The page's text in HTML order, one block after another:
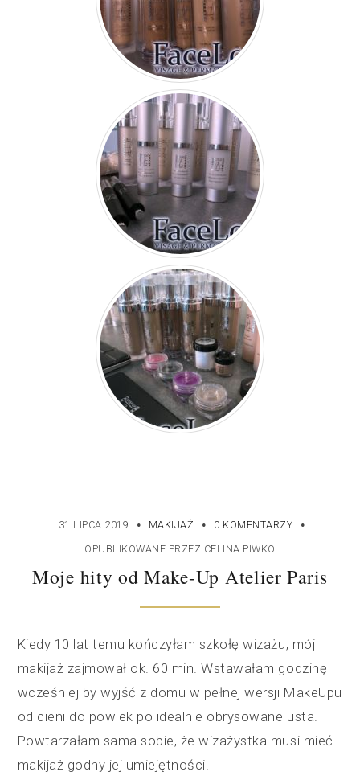
31 LIPCA 2019 · MAKIJAŻ · 0 KOMENTARZY ·
OPUBLIKOWANE PRZEZ CELINA PIWKO
Moje hity od Make-Up Atelier Paris
Kiedy 10 lat temu kończyłam szkołę wizażu, mój
makijaż zajmował ok. 60 min. Wstawałam godzinę
wcześniej by wyjść z domu w pełnej wersji MakeUpu
od cieni do powiek po idealnie obrysowane usta.
Powtarzałam sama sobie, że wizażystka musi mieć
makijaż godny jej umiejętności.